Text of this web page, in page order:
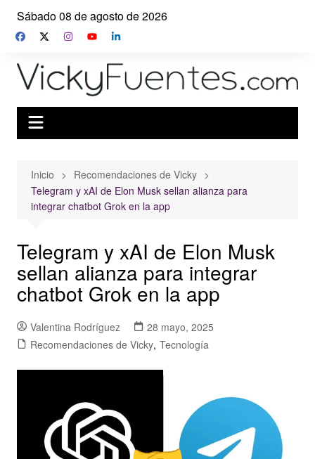
Saltar
contenido
Sábado 08 de agosto de 2026
Inicio
Recomendaciones de Vicky
Telegram y xAI de Elon Musk sellan alianza para
integrar chatbot Grok en la app
Telegram y xAI de Elon Musk
sellan alianza para integrar
chatbot Grok en la app
Valentina Rodríguez
28 mayo, 2025
Recomendaciones de Vicky, Tecnología